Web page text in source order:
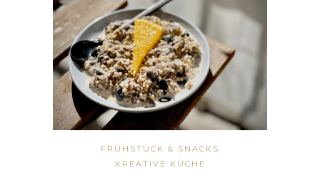
FRÜHSTÜCK & SNACKS
KREATIVE KÜCHE